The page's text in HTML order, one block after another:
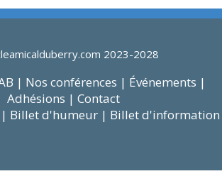
2023-2028
| Nos conférences | Événements |
Adhésions | Contact
Billet d'humeur | Billet d'information